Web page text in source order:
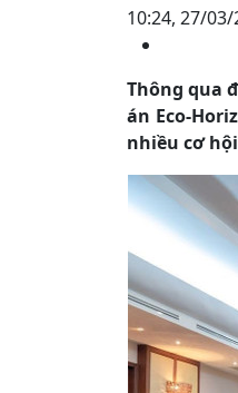
10:24, 27/
Thông qua
án Eco-
nhiều cơ